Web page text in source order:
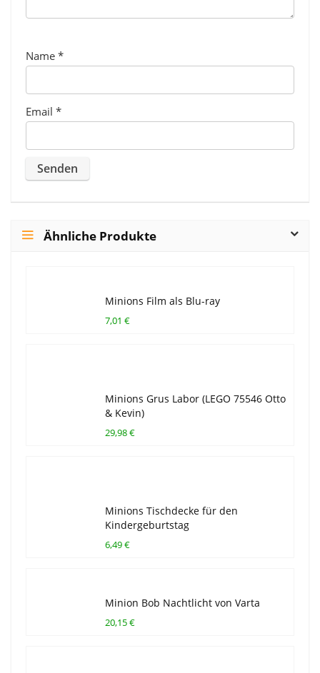
Name *
Email *
Ähnliche Produkte
Minions Film als Blu-ray
7,01 €
Minions Grus Labor (LEGO 75546 Otto
& Kevin)
29,98 €
Minions Tischdecke für den
Kindergeburtstag
6,49 €
Minion Bob Nachtlicht von Varta
20,15 €